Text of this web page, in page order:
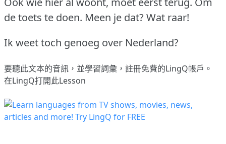
de toets te doen. Meen je dat?Wat raar!
Ik weet toch genoeg over Nederland?
要聽此文本的音訊，並學習詞彙， 註冊免費的LingQ帳戶。
在LingQ打開此Lesson